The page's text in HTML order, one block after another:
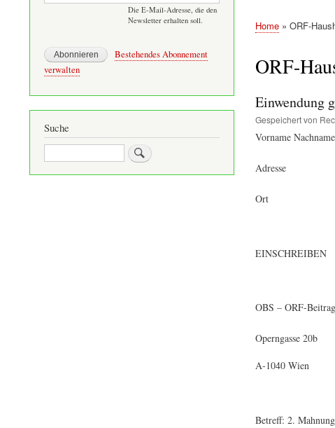
Home ORF-
ORF-
Einwendung
Gespeichert von
Vorname Nachname
Adresse
Ort
EINSCHREIBEN
OBS – ORF-
Operngasse 20b
A-1040 Wien
Betreff: 2.
Die E-Mail-Adresse, die den
Newsletter erhalten soll.
Bestehendes Abonnement
verwalten
Suche
Suche